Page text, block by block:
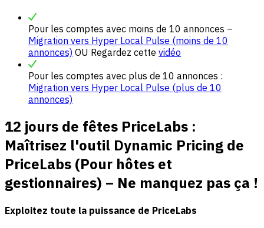
Pour les comptes avec moins de 10 annonces –
Migration vers Hyper Local Pulse (moins de 10
annonces) OU Regardez cette vidéo
Pour les comptes avec plus de 10 annonces :
Migration vers Hyper Local Pulse (plus de 10
annonces)
12 jours de fêtes PriceLabs :
Maîtrisez l'outil Dynamic Pricing de
PriceLabs (Pour hôtes et
gestionnaires) – Ne manquez pas ça !
Exploitez toute la puissance de PriceLabs